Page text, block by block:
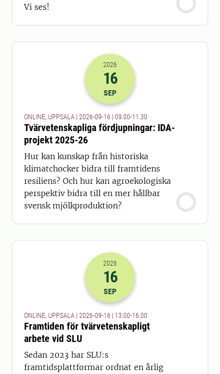
Vi ses!
2026-16-09 07:00
2026
16
SEP
ONLINE, UPPSALA | 2026-09-16 | 09.00-11.30
Tvärvetenskapliga fördjupningar: IDA-
projekt 2025-26
Hur kan kunskap från historiska
klimatchocker bidra till framtidens
resiliens? Och hur kan agroekologiska
perspektiv bidra till en mer hållbar
svensk mjölkproduktion?
2026-16-09 11:00
2026
16
SEP
ONLINE, UPPSALA | 2026-09-16 | 13.00-16.00
Framtiden för tvärvetenskapligt
arbete vid SLU
Sedan 2023 har SLU:s
framtidsplattformar ordnat en årlig